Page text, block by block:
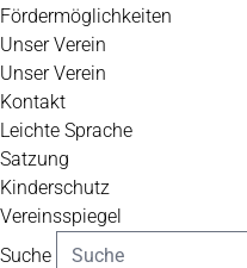
Fördermöglichkeiten
Unser Verein
Unser Verein
Kontakt
Leichte Sprache
Satzung
Kinderschutz
Vereinsspiegel
Suche